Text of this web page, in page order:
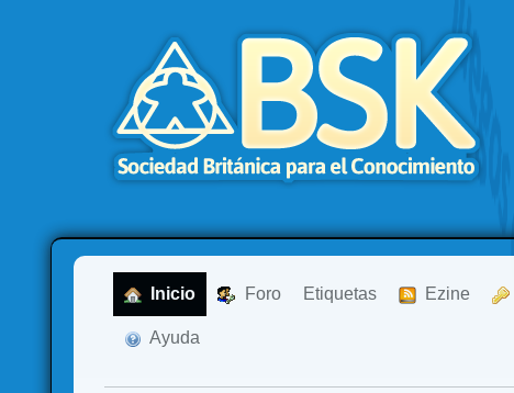
Inicio Foro Etiquetas Ezine
Ayuda